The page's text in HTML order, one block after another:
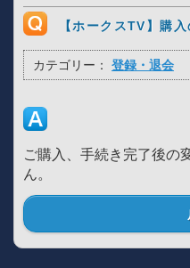
【ホークスTV】購
カテゴリー： 登録・退会
ご購入、手続き完了後の
ん。